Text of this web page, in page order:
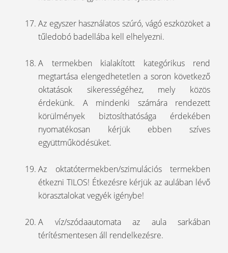
Az egyszer használatos szúró, vágó eszközöket a
tűledobó badellába kell elhelyezni.
A termekben kialakított kategórikus rend
megtartása elengedhetetlen a soron következő
oktatások sikerességéhez, mely közös
érdekünk. A mindenki számára rendezett
körülmények biztosíthatósága érdekében
nyomatékosan kérjük ebben szíves
együttműködésüket.
Az oktatótermekben/szimulációs termekben
étkezni TILOS! Étkezésre kérjük az aulában lévő
körasztalokat vegyék igénybe!
A víz/szódaautomata az aula sarkában
térítésmentesen áll rendelkezésre.